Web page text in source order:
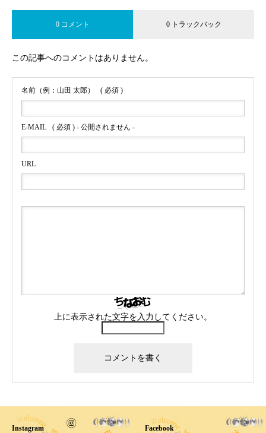
0 コメント 0 トラックバック
この記事へのコメントはありません。
名前（例：山田 太郎） ( 必須 )
E-MAIL ( 必須 ) - 公開されません -
URL
上に表示された文字を入力してください。
Instagram Facebook